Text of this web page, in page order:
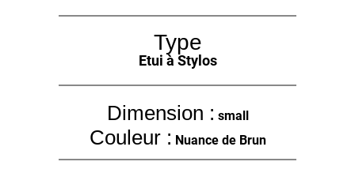
Type
Etui à Stylos
Dimension : small
Couleur : Nuance de Brun